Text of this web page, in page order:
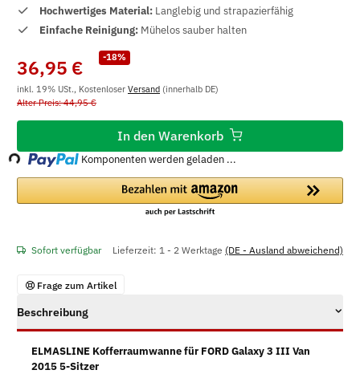
Hochwertiges Material: Langlebig und strapazierfähig
Einfache Reinigung: Mühelos sauber halten
-18%
36,95 €
inkl. 19% USt., Kostenloser Versand (innerhalb DE)
Alter Preis: 44,95 €
In den Warenkorb
Loading... Komponenten werden geladen ...
Sofort verfügbar Lieferzeit: 1 - 2 Werktage (DE - Ausland abweichend)
Frage zum Artikel
Beschreibung
ELMASLINE Kofferraumwanne für FORD Galaxy 3 III Van
2015 5-Sitzer